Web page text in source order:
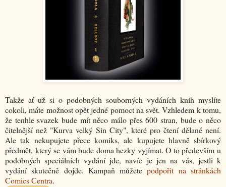
Takže ať už si o podobných souborných vydáních knih myslíte
cokoli, máte možnost opět jedné pomoct na svět. Vzhledem k tomu,
že tenhle svazek bude mít něco málo přes 600 stran, bude o něco
čitelnější než "Kurva velký Sin City", které pro čtení dělané není.
Ale tak nekupujete přece komiks, ale kupujete hlavně sbírkový
předmět, který se vám bude doma hezky vyjímat. O to především u
podobných speciálních vydání jde, navíc je jen na vás, jestli k
vydání skutečně dojde. Kampaň můžetepodpořit na stránkách
Comics Centra.